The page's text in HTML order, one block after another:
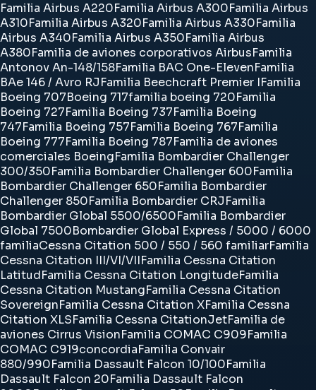
Familia Airbus A220Familia Airbus A300Familia Airbus
A310Familia Airbus A320Familia Airbus A330Familia
Airbus A340Familia Airbus A350Familia Airbus
A380Familia de aviones corporativos AirbusFamilia
Antonov An-148/158Familia BAC One-ElevenFamilia
BAe 146 / Avro RJFamilia Beechcraft Premier IFamilia
Boeing 707Boeing 717familia boeing 720Familia
Boeing 727Familia Boeing 737Familia Boeing
747Familia Boeing 757Familia Boeing 767Familia
Boeing 777Familia Boeing 787Familia de aviones
comerciales BoeingFamilia Bombardier Challenger
300/350Familia Bombardier Challenger 600Familia
Bombardier Challenger 650Familia Bombardier
Challenger 850Familia Bombardier CRJFamilia
Bombardier Global 5500/6500Familia Bombardier
Global 7500Bombardier Global Express / 5000 / 6000
familiaCessna Citation 500 / 550 / 560 familiarFamilia
Cessna Citation III/VI/VIIFamilia Cessna Citation
LatitudFamilia Cessna Citation LongitudeFamilia
Cessna Citation MustangFamilia Cessna Citation
SovereignFamilia Cessna Citation XFamilia Cessna
Citation XLSFamilia Cessna CitationJetFamilia de
aviones Cirrus VisionFamilia COMAC C909Familia
COMAC C919concordiaFamilia Convair
880/990Familia Dassault Falcon 10/100Familia
Dassault Falcon 20Familia Dassault Falcon